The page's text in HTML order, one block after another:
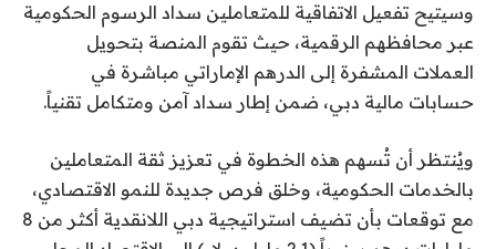
وسيتيح تفعيل الاتفاقية للمتعاملين سداد الرسوم الحكومية
عبر محافظهم الرقمية، حيث تقوم المنصة بتحويل
العملات المشفرة إلى الدرهم الإماراتي مباشرة في
حسابات مالية دبي، ضمن إطار سداد آمن ومتكامل تقنياً.
ويُنتظر أن تُسهم هذه الخطوة في تعزيز ثقة المتعاملين
بالخدمات الحكومية، وخلق فرص جديدة للنمو الاقتصادي،
مع توقعات بأن تضيف استراتيجية دبي اللانقدية أكثر من 8